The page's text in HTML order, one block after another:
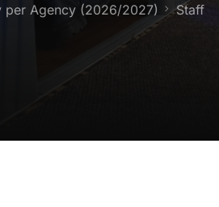
Noleggio 9 Posti Online
per Agency (2026/2027) Staff